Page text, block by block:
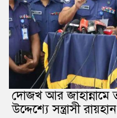
দোজখ আর জাহান্নামে
উদ্দেশ্যে সন্ত্রাসী রায়হান